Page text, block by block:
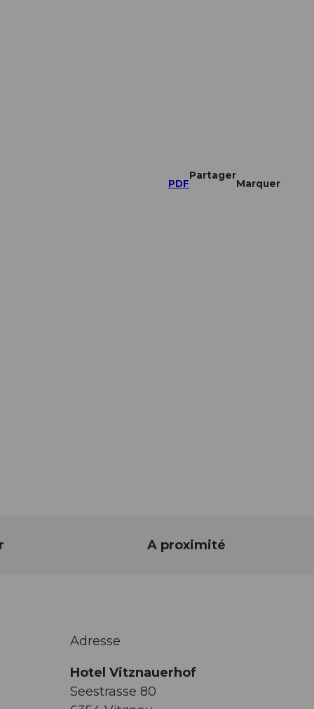
PDF
Partager
Marquer
A proximité
Adresse
Hotel Vitznauerhof
Seestrasse 80